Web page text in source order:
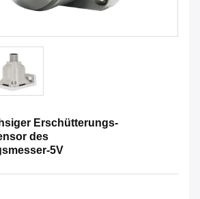
Erschütterungs-
des
5V